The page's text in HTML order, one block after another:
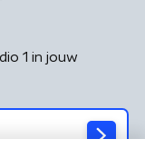
1 in jouw